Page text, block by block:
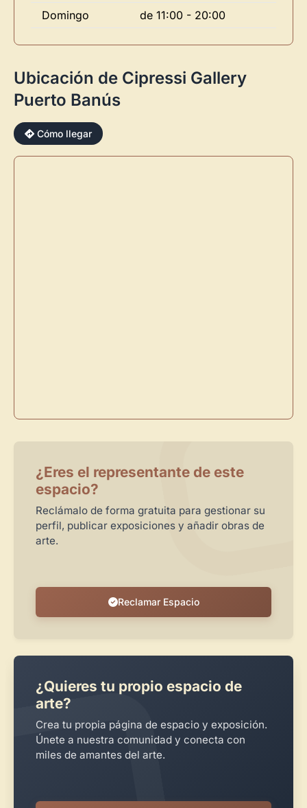
Domingo de 11:00 - 20:00
Ubicación de Cipressi Gallery
Puerto Banús
Cómo llegar
¿Eres el representante de este
espacio?
Reclámalo de forma gratuita para gestionar su
perfil, publicar exposiciones y añadir obras de
arte.
Reclamar Espacio
¿Quieres tu propio espacio de
arte?
Crea tu propia página de espacio y exposición.
Únete a nuestra comunidad y conecta con
miles de amantes del arte.